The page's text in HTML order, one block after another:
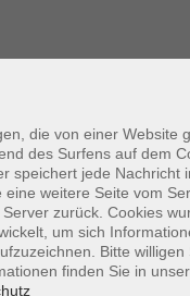
Tageszeit
die von einer Website
des Surfens auf dem
speichert jede Nachricht
weitere Seite vom
zurück. Cookies
um sich
Bitte willigen
finden Sie in